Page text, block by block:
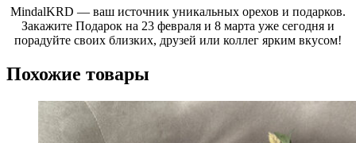
MindalKRD — ваш источник уникальных орехов и подарков.
Закажите Подарок на 23 февраля и 8 марта уже сегодня и
порадуйте своих близких, друзей или коллег ярким вкусом!
Похожие товары